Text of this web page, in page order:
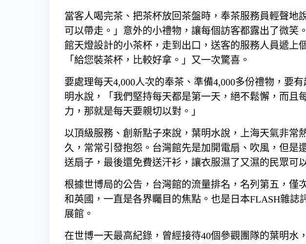
當客人喝完茶、把茶杯放回茶盤時，奉茶服務員輕聲地
可以帶走。」意外的小禮物，讓每個訪客都露出了微笑
館天燈設計的小茶杯，走到出口，送客的服務人員遞上
「給您裝茶杯，比較好拿。」又一次驚喜。
要處理每天4,000人次的奉茶、準備4,000多份禮物，要
明水說，「我們堅持每天都是第一天，絕不鬆懈，而且
力，那就是每天要親切以對。」
以頂級服務、創新點子來說，葉明水說，上海天氣非常
久，常常引發抱怨。台灣館先是加開電扇、吹風，但是
送扇子，最後還免費送汗衫，讓衣服濕了又濕的民眾可
根據世博局的公告，台灣館的流量排名，名列第五，僅
和英國，一直是各界矚目的焦點。也是日本FLASH雜誌
展館。
在世博一天最高紀錄，曾經接待40個參觀團隊的葉明水